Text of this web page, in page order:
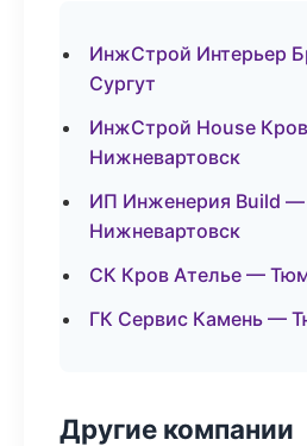
ИнжСтрой Интерьер
Сургут
ИнжСтрой House
Нижневартовск
ИП Инженерия Build —
Нижневартовск
СК Кров Ателье —
ГК Сервис Камень —
Другие компании